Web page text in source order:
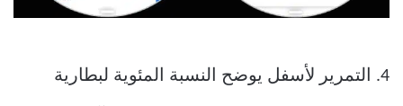
4. التمرير لأسفل يوضح النسبة المئوية لبطارية